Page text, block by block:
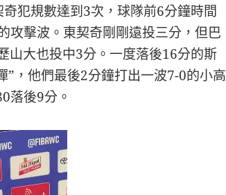
犯規數達到3次，球隊前6分鐘時間
攻擊波。東契奇剛剛遠投三分，但巴
山大也投中3分。一度落後16分的斯
”，他們最後2分鐘打出一波7-0的小高
落後9分。